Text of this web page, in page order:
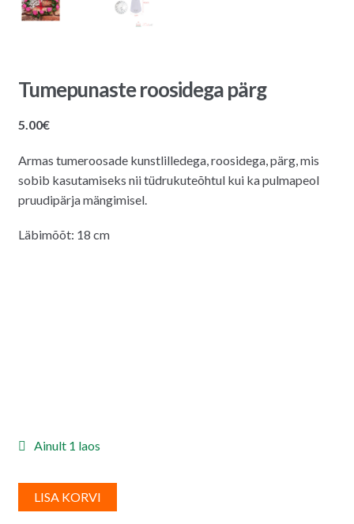
Tumepunaste roosidega pärg
5.00€
Armas tumeroosade kunstlilledega, roosidega, pärg, mis
sobib kasutamiseks nii tüdrukuteõhtul kui ka pulmapeol
pruudipärja mängimisel.
Läbimõõt: 18 cm
Ainult 1 laos
LISA KORVI
l